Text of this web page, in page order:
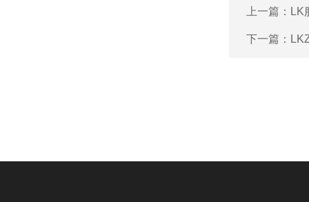
上一篇： LK
下一篇：